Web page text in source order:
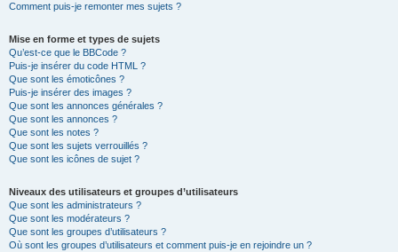
Comment puis-je remonter mes sujets ?
Mise en forme et types de sujets
Qu’est-ce que le BBCode ?
Puis-je insérer du code HTML ?
Que sont les émoticônes ?
Puis-je insérer des images ?
Que sont les annonces générales ?
Que sont les annonces ?
Que sont les notes ?
Que sont les sujets verrouillés ?
Que sont les icônes de sujet ?
Niveaux des utilisateurs et groupes d’utilisateurs
Que sont les administrateurs ?
Que sont les modérateurs ?
Que sont les groupes d’utilisateurs ?
Où sont les groupes d’utilisateurs et comment puis-je en rejoindre un ?